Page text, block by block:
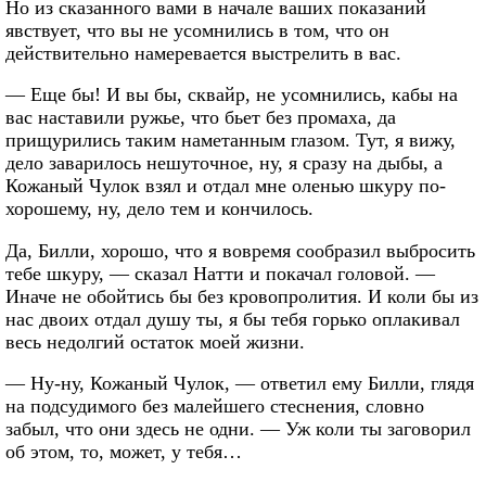
Но из сказанного вами в начале ваших показаний
явствует, что вы не усомнились в том, что он
действительно намеревается выстрелить в вас.
— Еще бы! И вы бы, сквайр, не усомнились, кабы на
вас наставили ружье, что бьет без промаха, да
прищурились таким наметанным глазом. Тут, я вижу,
дело заварилось нешуточное, ну, я сразу на дыбы, а
Кожаный Чулок взял и отдал мне оленью шкуру по-
хорошему, ну, дело тем и кончилось.
Да, Билли, хорошо, что я вовремя сообразил выбросить
тебе шкуру, — сказал Натти и покачал головой. —
Иначе не обойтись бы без кровопролития. И коли бы из
нас двоих отдал душу ты, я бы тебя горько оплакивал
весь недолгий остаток моей жизни.
— Ну-ну, Кожаный Чулок, — ответил ему Билли, глядя
на подсудимого без малейшего стеснения, словно
забыл, что они здесь не одни. — Уж коли ты заговорил
об этом, то, может, у тебя…